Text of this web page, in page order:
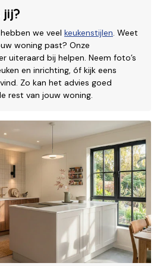
we veel keukenstijlen. Weet
woning past? Onze
uiteraard bij helpen. Neem foto’s
en inrichting, óf kijk eens
Zo kan het advies goed
rest van jouw woning.